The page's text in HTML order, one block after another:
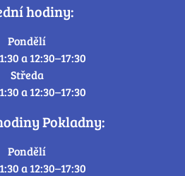
hodiny:
Pondělí
a 12:30–17:30
Středa
a 12:30–17:30
Pokladny:
Pondělí
a 12:30–17:30